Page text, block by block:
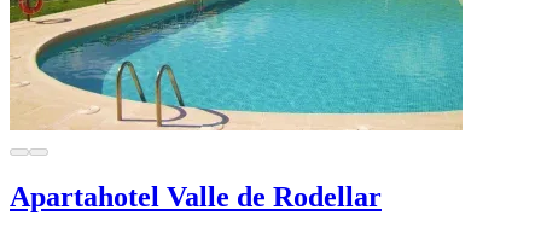
Apartahotel Valle de Rodellar